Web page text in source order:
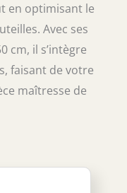
en optimisant le
Avec ses
cm, il s’intègre
faisant de votre
maîtresse de